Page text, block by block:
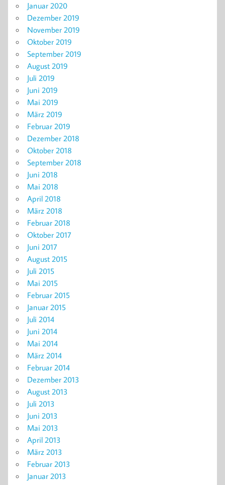
Januar 2020
Dezember 2019
November 2019
Oktober 2019
September 2019
August 2019
Juli 2019
Juni 2019
Mai 2019
März 2019
Februar 2019
Dezember 2018
Oktober 2018
September 2018
Juni 2018
Mai 2018
April 2018
März 2018
Februar 2018
Oktober 2017
Juni 2017
August 2015
Juli 2015
Mai 2015
Februar 2015
Januar 2015
Juli 2014
Juni 2014
Mai 2014
März 2014
Februar 2014
Dezember 2013
August 2013
Juli 2013
Juni 2013
Mai 2013
April 2013
März 2013
Februar 2013
Januar 2013